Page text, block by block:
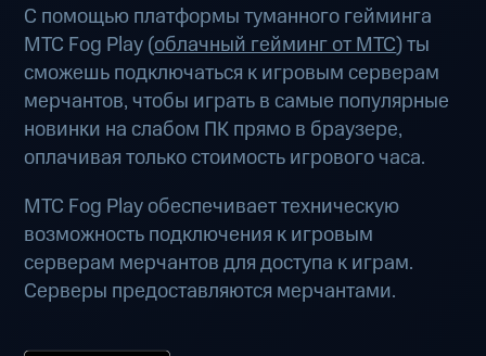
С помощью платформы туманного гейминга
МТС Fog Play (облачный гейминг от МТС) ты
сможешь подключаться к игровым серверам
мерчантов, чтобы играть в самые популярные
новинки на слабом ПК прямо в браузере,
оплачивая только стоимость игрового часа.
МТС Fog Play обеспечивает техническую
возможность подключения к игровым
серверам мерчантов для доступа к играм.
Серверы предоставляются мерчантами.